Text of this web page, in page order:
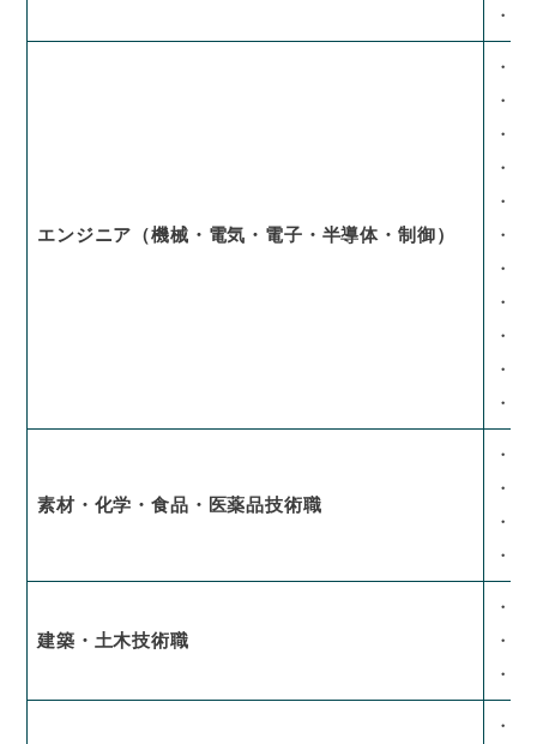
・
エンジニア（機械・電気・電子・半導体・制御）
・
・
・
・
・
・
・
・
・
・
・
素材・化学・食品・医薬品技術職
・
・
・
・
建築・土木技術職
・
・
・
・